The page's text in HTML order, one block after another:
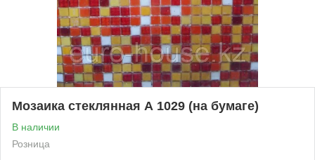
Мозаика стеклянная А 1029 (на бумаге)
В наличии
Розница